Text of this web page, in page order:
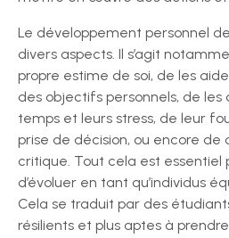
Le développement personnel
divers aspects. Il s’agit
propre estime de soi, de les
des objectifs personnels, de
temps et leurs stress, de leur
prise de décision, ou encore de
critique. Tout cela est
d’évoluer en tant qu’individus
Cela se traduit par des
résilients et plus aptes à